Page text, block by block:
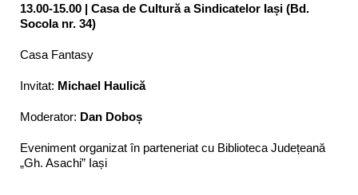
13.00-15.00 | Casa de Cultură a Sindicatelor Iași (Bd.
Socola nr. 34)
Casa Fantasy
Invitat: Michael Haulică
Moderator: Dan Doboș
Eveniment organizat în parteneriat cu Biblioteca Județeană
„Gh. Asachi” Iași